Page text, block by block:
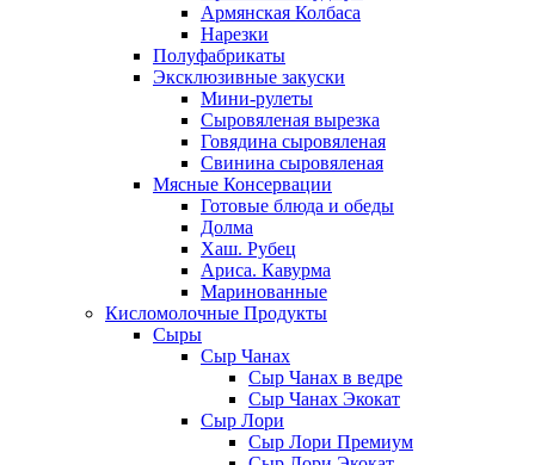
Армянская Колбаса
Нарезки
Полуфабрикаты
Эксклюзивные закуски
Мини-рулеты
Сыровяленая вырезка
Говядина сыровяленая
Свинина сыровяленая
Мясные Консервации
Готовые блюда и обеды
Долма
Хаш. Рубец
Ариса. Кавурма
Маринованные
Кисломолочные Продукты
Сыры
Сыр Чанах
Сыр Чанах в ведре
Сыр Чанах Экокат
Сыр Лори
Сыр Лори Премиум